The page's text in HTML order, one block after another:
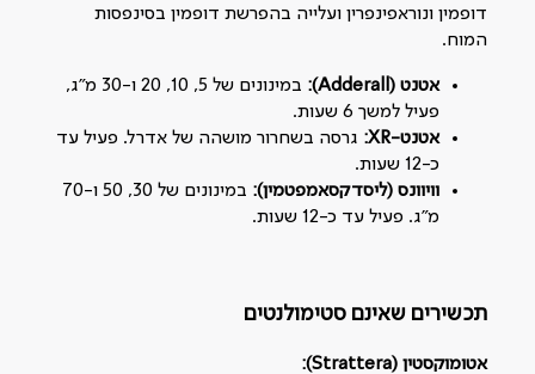
דופמין ונוראפינפרין ועלייה בהפרשת דופמין בסינפסות
המוח.
אטנט (Adderall):
במינונים של 5, 10, 20 ו-30 מ"ג,
פעיל למשך 6 שעות.
אטנט-XR:
גרסה בשחרור מושהה של אדרל. פעיל עד
כ-12 שעות.
וויוונס (ליסדקסאמפטמין):
במינונים של 30, 50 ו-70
מ"ג. פעיל עד כ-12 שעות.
תכשירים שאינם סטימולנטים
אטומוקסטין (Strattera):